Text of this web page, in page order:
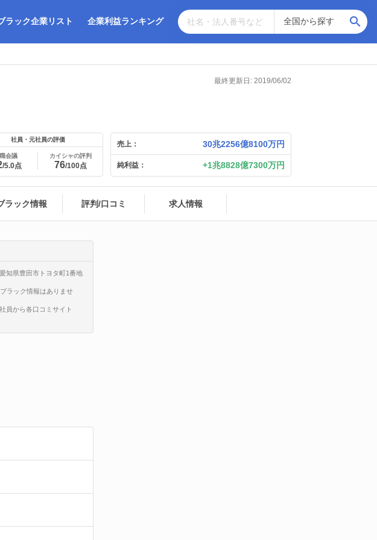
ラック企業リスト 企業利益ランキング
最終更新日: 2019/06/02
社員・元社員の評価
会議
/5.0点
カイシャの評判
76/100点
売上： 30兆2256億8100万円
純利益： 1兆8828億7300万円
ラック情報 評判/口コミ 求人情報
知県豊田市トヨタ町1番地
ラック情報はありませ
員から各口コミサイト